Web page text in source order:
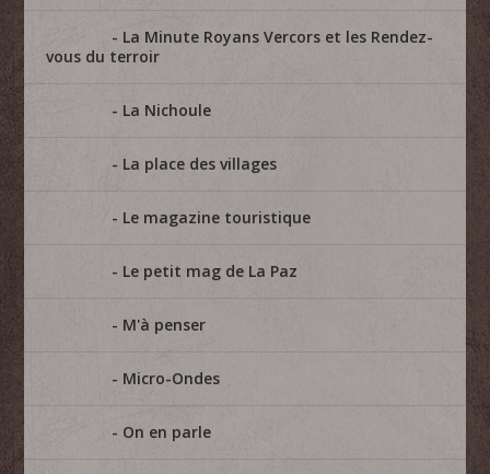
La Minute Royans Vercors et les Rendez-
vous du terroir
La Nichoule
La place des villages
Le magazine touristique
Le petit mag de La Paz
M'à penser
Micro-Ondes
On en parle